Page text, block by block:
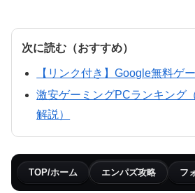
次に読む（おすすめ）
【リンク付き】Google無料ゲ
激安ゲーミングPCランキング
解説）
TOP/ホーム エンパズ攻略 フ